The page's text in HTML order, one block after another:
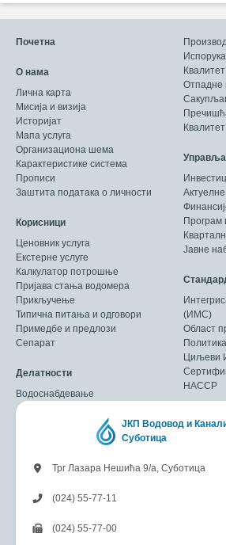
Почетна
О нама
Лична карта
Мисија и визија
Историјат
Мапа услуга
Организациона шема
Карактеристике система
Прописи
Заштита података о личности
Корисници
Ценовник услуга
Екстерне услуге
Калкулатор потрошње
Пријава стања водомера
Прикључење
Типична питања и одговори
Примедбе и предлози
Сепарат
Делатности
Водоснабдевање
Отпадне
Програм
Јавне
(ИМС)
Област
Циљеви
HACCP
ЈКП Водовод и
Суботица
Трг Лазара Нешића 9/а, Суботица
(024) 55-77-11
(024) 55-77-00